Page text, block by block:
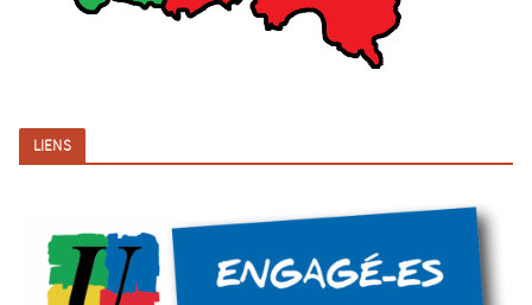
LIENS